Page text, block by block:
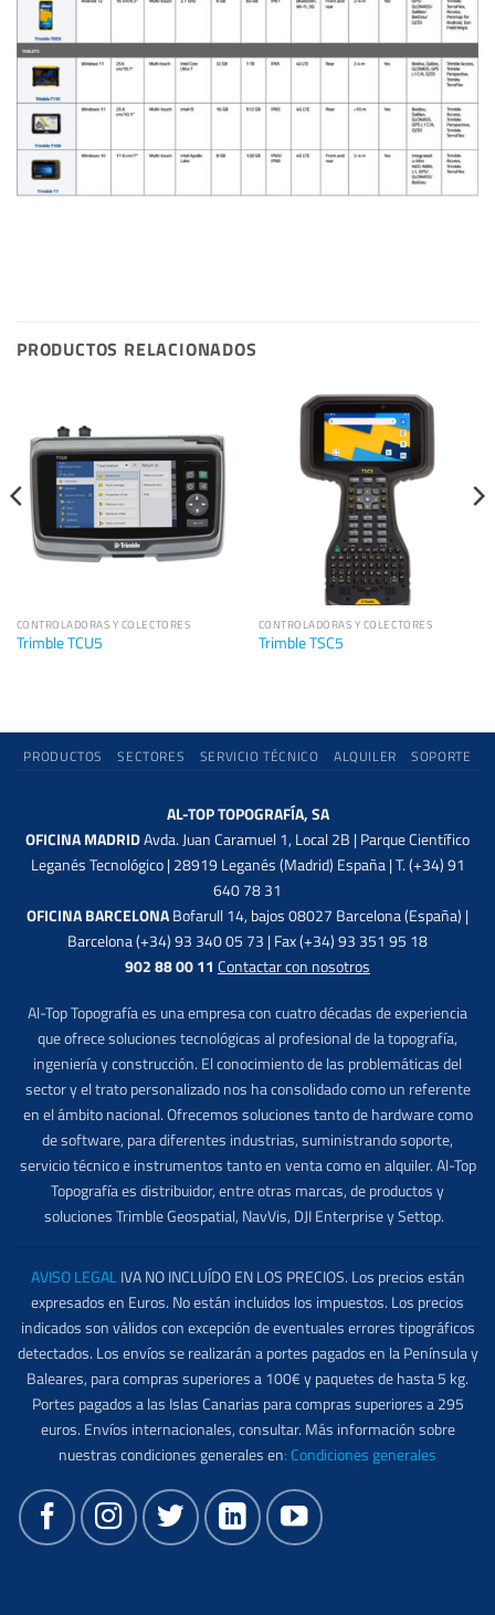
PRODUCTOS RELACIONADOS
CONTROLADORAS Y COLECTORES
Trimble TCU5
CONTROLADORAS Y COLECTORES
Trimble TSC5
PRODUCTOS SECTORES SERVICIO TÉCNICO ALQUILER SOPORTE
AL-TOP TOPOGRAFÍA, SA
OFICINA MADRIDAvda. Juan Caramuel 1, Local 2B | Parque Científico
Leganés Tecnológico | 28919 Leganés (Madrid) España | T. (+34) 91
640 78 31
OFICINA BARCELONABofarull 14, bajos 08027 Barcelona (España) |
Barcelona (+34) 93 340 05 73 | Fax (+34) 93 351 95 18
902 88 00 11 Contactar con nosotros
Al-Top Topografía es una empresa con cuatro décadas de experiencia
que ofrece soluciones tecnológicas al profesional de la topografía,
ingeniería y construcción. El conocimiento de las problemáticas del
sector y el trato personalizado nos ha consolidado como un referente
en el ámbito nacional. Ofrecemos soluciones tanto de hardware como
de software, para diferentes industrias, suministrando soporte,
servicio técnico e instrumentos tanto en venta como en alquiler. Al-Top
Topografía es distribuidor, entre otras marcas, de productos y
soluciones Trimble Geospatial, NavVis, DJI Enterprise y Settop.
AVISO LEGALIVA NO INCLUÍDO EN LOS PRECIOS. Los precios están
expresados en Euros. No están incluidos los impuestos. Los precios
indicados son válidos con excepción de eventuales errores tipográficos
detectados. Los envíos se realizarán a portes pagados en la Península y
Baleares, para compras superiores a 100€ y paquetes de hasta 5 kg.
Portes pagados a las Islas Canarias para compras superiores a 295
euros. Envíos internacionales, consultar. Más información sobre
nuestras condiciones generales en: Condiciones generales